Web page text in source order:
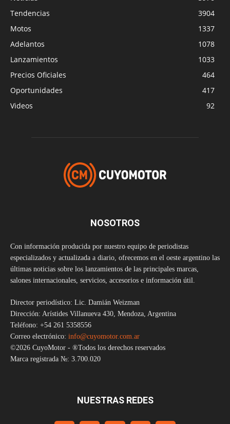
Tendencias
3904
Motos
1337
Adelantos
1078
Lanzamientos
1033
Precios Oficiales
464
Oportunidades
417
Videos
92
NOSOTROS
Con información producida por nuestro equipo de periodistas
especializados y actualizada a diario, ofrecemos en el oeste argentino las
últimas noticias sobre los lanzamientos de las principales marcas,
salones internacionales, servicios, accesorios e información útil.
Director periodístico: Lic. Damián Weizman
Dirección: Arístides Villanueva 430, Mendoza, Argentina
Teléfono: +54 261 5358556
Correo electrónico: info@cuyomotor.com.ar
©2026 CuyoMotor - ®Todos los derechos reservados
Marca registrada №: 3.700.020
NUESTRAS REDES